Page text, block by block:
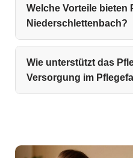
Welche Vorteile bieten
Niederschlettenbach?
Wie unterstützt das
Versorgung im